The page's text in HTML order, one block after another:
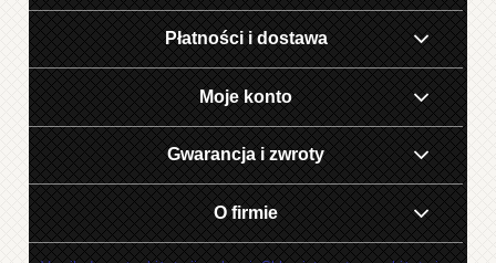
Płatności i dostawa
Moje konto
Gwarancja i zwroty
O firmie